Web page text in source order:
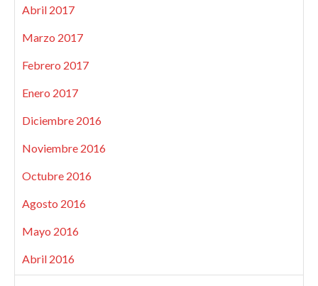
Abril 2017
Marzo 2017
Febrero 2017
Enero 2017
Diciembre 2016
Noviembre 2016
Octubre 2016
Agosto 2016
Mayo 2016
Abril 2016